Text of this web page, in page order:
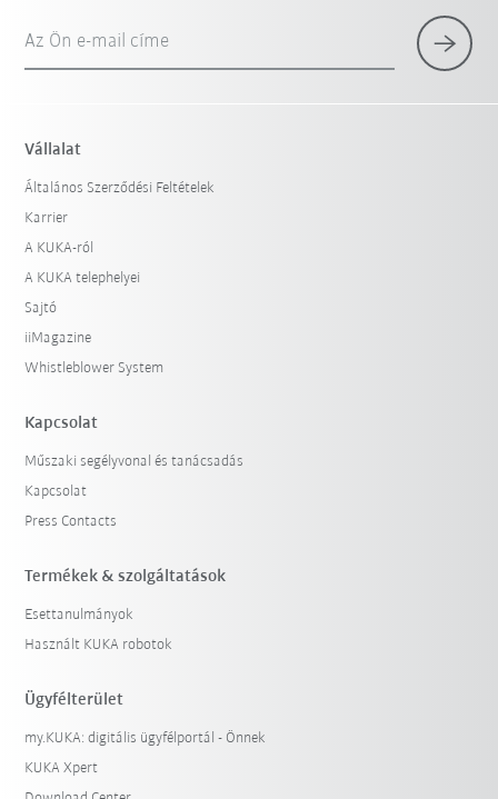
Az Ön e-mail címe
Vállalat
Általános Szerződési Feltételek
Karrier
A KUKA-ról
A KUKA telephelyei
Sajtó
iiMagazine
Whistleblower System
Kapcsolat
Műszaki segélyvonal és tanácsadás
Kapcsolat
Press Contacts
Termékek & szolgáltatások
Esettanulmányok
Használt KUKA robotok
Ügyfélterület
my.KUKA: digitális ügyfélportál - Önnek
KUKA Xpert